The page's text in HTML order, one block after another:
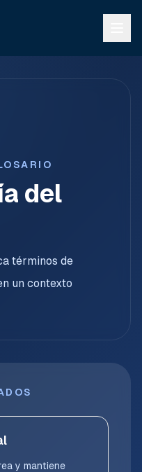
del
términos de
un contexto
y mantiene